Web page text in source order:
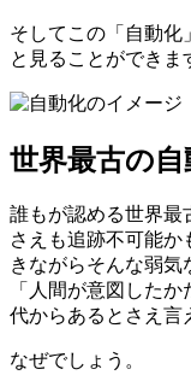
そしてこの「自動化
と見ることができま
世界最古の自
誰もが認める世界最
さえも追跡不可能か
きながらそんな弱
「人間が意図した
代からあるとさえ言
なぜでしょう。